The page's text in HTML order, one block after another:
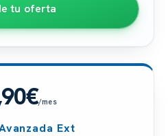
tu oferta
/mes
Ext